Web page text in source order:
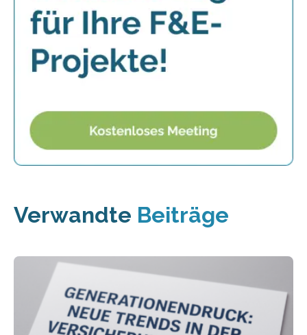
Verwandte Beiträge